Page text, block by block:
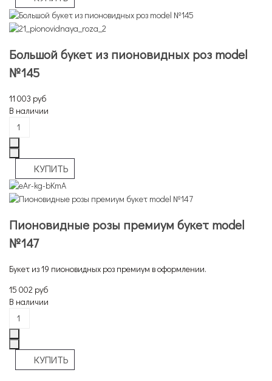
Большой букет из пионовидных роз model
№145
11 003 руб
В наличии
Пионовидные розы премиум букет model
№147
Букет из 19 пионовидных роз премиум в оформлении.
15 002 руб
В наличии